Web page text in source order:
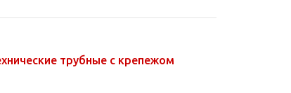
трубные с крепежом